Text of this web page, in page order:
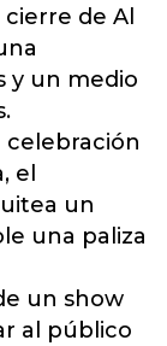
de Al
y un medio
celebración
el
un
una paliza
un show
al público